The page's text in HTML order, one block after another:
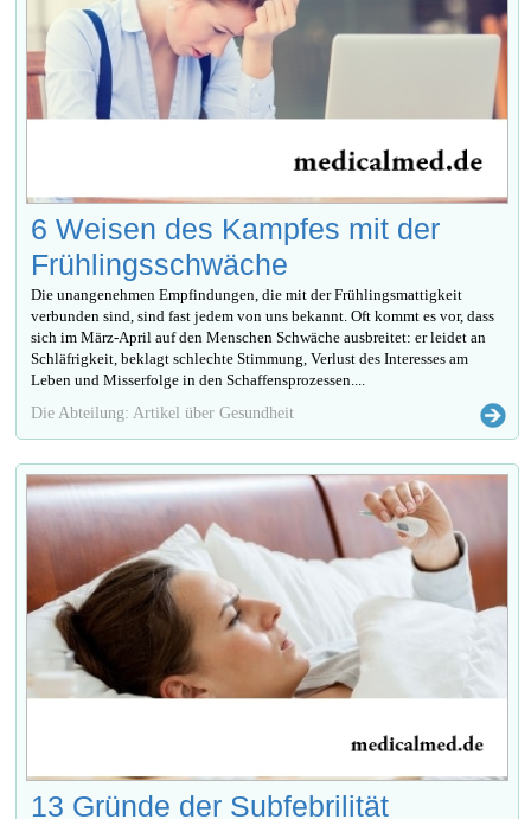
6 Weisen des Kampfes mit der
Frühlingsschwäche
Die unangenehmen Empfindungen, die mit der Frühlingsmattigkeit
verbunden sind, sind fast jedem von uns bekannt. Oft kommt es vor, dass
sich im März-April auf den Menschen Schwäche ausbreitet: er leidet an
Schläfrigkeit, beklagt schlechte Stimmung, Verlust des Interesses am
Leben und Misserfolge in den Schaffensprozessen....
Die Abteilung: Artikel über Gesundheit
13 Gründe der Subfebrilität